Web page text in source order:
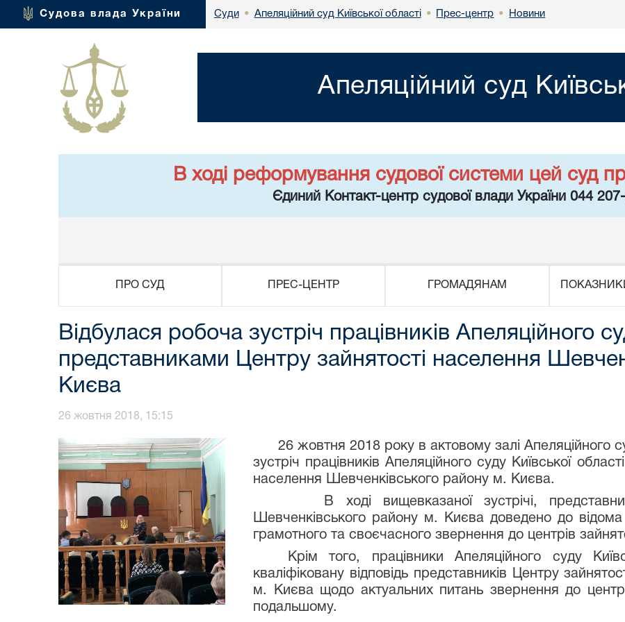
Судова влада України Суди • Апеляційний суд Київської області • Прес-центр • Новини
Апеляційний суд
В ході реформування судової системи цей суд
Єдиний Контакт-центр судової влади України 044
ПРО СУД ПРЕС-ЦЕНТР ГРОМАДЯНАМ
Відбулася робоча зустріч працівників Апеляційного
представниками Центру зайнятості населення
Києва
26 жовтня 2018, 15:15
26 жовтня 2018 року в актовому залі Апеляційного
зустріч працівників Апеляційного суду Київської
населення Шевченківського району м. Києва.
В ході вищевказаної зустрічі,
Шевченківського району м. Києва доведено до відома
грамотного та своєчасного звернення до центрів
Крім того, працівники Апеляційного суду
кваліфіковану відповідь представників Центру
м. Києва щодо актуальних питань звернення до
подальшому.